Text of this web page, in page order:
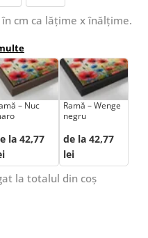
cm ca lățime x înălțime.
– Nuc
la 42,77
Ramă – Wenge
negru
de la 42,77
lei
la totalul din coș